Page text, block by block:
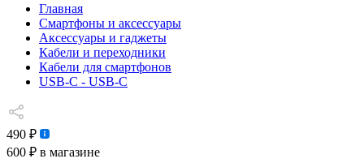
Главная
Смартфоны и аксессуары
Аксессуары и гаджеты
Кабели и переходники
Кабели для смартфонов
USB-C - USB-C
490 ₽
600 ₽ в магазине